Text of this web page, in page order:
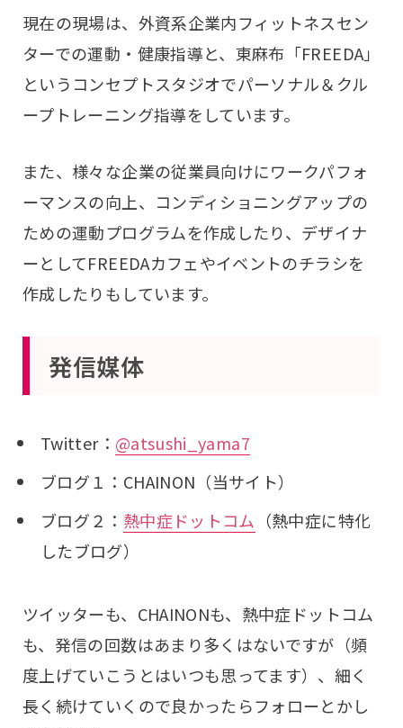
現在の現場は、外資系企業内フィットネスセン
ターでの運動・健康指導と、東麻布「FREEDA」
というコンセプトスタジオでパーソナル＆クル
ープトレーニング指導をしています。
また、様々な企業の従業員向けにワークパフォ
ーマンスの向上、コンディショニングアップの
ための運動プログラムを作成したり、デザイナ
ーとしてFREEDAカフェやイベントのチラシを
作成したりもしています。
発信媒体
Twitter： @atsushi_yama7
ブログ１：CHAINON（当サイト）
ブログ２： 熱中症ドットコム （熱中症に特化
したブログ）
ツイッターも、CHAINONも、熱中症ドットコム
も、発信の回数はあまり多くはないですが（頻
度上げていこうとはいつも思ってます）、細く
長く続けていくので良かったらフォローとかし